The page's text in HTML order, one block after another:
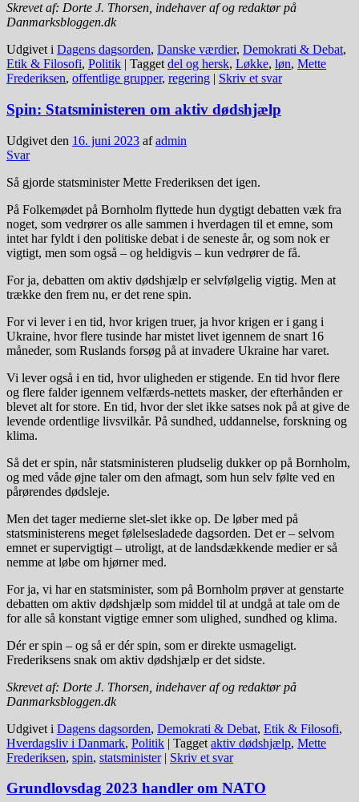
Skrevet af: Dorte J. Thorsen, indehaver af og redaktør på
Danmarksbloggen.dk
Udgivet i Dagens dagsorden, Danske værdier, Demokrati & Debat,
Etik & Filosofi, Politik | Tagget del og hersk, Løkke, løn, Mette
Frederiksen, offentlige grupper, regering | Skriv et svar
Spin: Statsministeren om aktiv dødshjælp
Udgivet den 16. juni 2023 afadmin
Svar
Så gjorde statsminister Mette Frederiksen det igen.
På Folkemødet på Bornholm flyttede hun dygtigt debatten væk fra
noget, som vedrører os alle sammen i hverdagen til et emne, som
intet har fyldt i den politiske debat i de seneste år, og som nok er
vigtigt, men som også – og heldigvis – kun vedrører de få.
For ja, debatten om aktiv dødshjælp er selvfølgelig vigtig. Men at
trække den frem nu, er det rene spin.
For vi lever i en tid, hvor krigen truer, ja hvor krigen er i gang i
Ukraine, hvor flere tusinde har mistet livet igennem de snart 16
måneder, som Ruslands forsøg på at invadere Ukraine har varet.
Vi lever også i en tid, hvor uligheden er stigende. En tid hvor flere
og flere falder igennem velfærds-nettets masker, der efterhånden er
blevet alt for store. En tid, hvor der slet ikke satses nok på at give de
levende ordentlige livsvilkår. På sundhed, uddannelse, forskning og
klima.
Så det er spin, når statsministeren pludselig dukker op på Bornholm,
og med våde øjne taler om den afmagt, som hun selv følte ved en
pårørendes dødsleje.
Men det tager medierne slet-slet ikke op. De løber med på
statsministerens meget følelsesladede dagsorden. Det er – selvom
emnet er supervigtigt – utroligt, at de landsdækkende medier er så
nemme at løbe om hjørner med.
For ja, vi har en statsminister, som på Bornholm prøver at genstarte
debatten om aktiv dødshjælp som middel til at undgå at tale om de
for alle så konstant vigtige emner som ulighed, sundhed og klima.
Dér er spin – og så er dér spin, som er direkte usmageligt.
Frederiksens snak om aktiv dødshjælp er det sidste.
Skrevet af: Dorte J. Thorsen, indehaver af og redaktør på
Danmarksbloggen.dk
Udgivet i Dagens dagsorden, Demokrati & Debat, Etik & Filosofi,
Hverdagsliv i Danmark, Politik | Tagget aktiv dødshjælp, Mette
Frederiksen, spin, statsminister | Skriv et svar
Grundlovsdag 2023 handler om NATO